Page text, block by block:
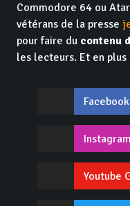
Commodore 64 ou
vétérans de la presse
pour faire du contenu
les lecteurs. Et en plus
Youtube